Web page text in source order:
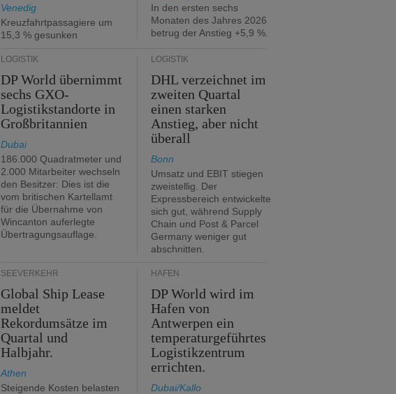
Venedig
Kreuzfahrtpassagiere um
15,3 % gesunken
In den ersten sechs
Monaten des Jahres 2026
betrug der Anstieg +5,9 %.
LOGISTIK
DP World übernimmt
sechs GXO-
Logistikstandorte in
Großbritannien
Dubai
186.000 Quadratmeter und
2.000 Mitarbeiter wechseln
den Besitzer: Dies ist die
vom britischen Kartellamt
für die Übernahme von
Wincanton auferlegte
Übertragungsauflage.
LOGISTIK
DHL verzeichnet im
zweiten Quartal
einen starken
Anstieg, aber nicht
überall
Bonn
Umsatz und EBIT stiegen
zweistellig. Der
Expressbereich entwickelte
sich gut, während Supply
Chain und Post & Parcel
Germany weniger gut
abschnitten.
SEEVERKEHR
Global Ship Lease
meldet
Rekordumsätze im
Quartal und
Halbjahr.
Athen
Steigende Kosten belasten
HÄFEN
DP World wird im
Hafen von
Antwerpen ein
temperaturgeführtes
Logistikzentrum
errichten.
Dubai/Kallo